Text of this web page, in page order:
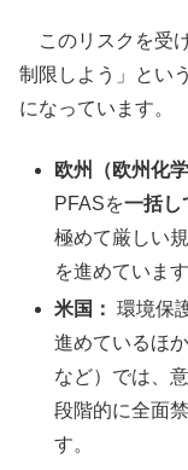
このリスクを受
制限しよう」とい
になっています。
欧州（欧州化
PFASを一括し
極めて厳しい
を進めています
米国： 環境保
進めているほ
など）では、
段階的に全面
す。